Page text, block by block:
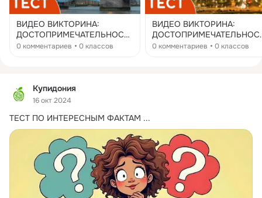
ВИДЕО ВИКТОРИНА:
ДОСТОПРИМЕЧАТЕЛЬНОСТ
И ЛОНДОНА Парижем
#Англия #видеовикторина
#викторина #тест
#хочувсезнать #путешестви
я
0 комментариев 0 классов
ВИДЕО ВИКТОРИНА:
И ПАРИЖА Как хорошо вы
знаете самый романтичный
0 комментариев 0 классов
Купидония
16 окт 2024
ТЕСТ ПО ИНТЕРЕСНЫМ ФАКТАМ ...